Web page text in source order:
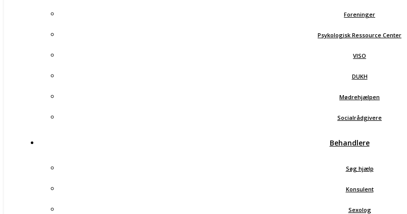
Foreninger
Psykologisk Ressource Center
VISO
DUKH
Mødrehjælpen
Socialrådgivere
Behandlere
Søg hjælp
Konsulent
Sexolog